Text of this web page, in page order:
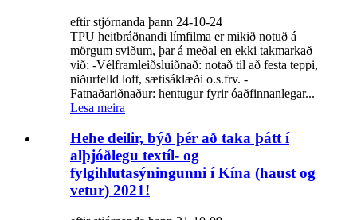
eftir stjórnanda þann 24-10-24
TPU heitbráðnandi límfilma er mikið notuð á
mörgum sviðum, þar á meðal en ekki takmarkað
við: -Vélframleiðsluiðnað: notað til að festa teppi,
niðurfelld loft, sætisáklæði o.s.frv. -
Fatnaðariðnaður: hentugur fyrir óaðfinnanlegar...
Lesa meira
Hehe deilir, býð þér að taka þátt í
alþjóðlegu textíl- og
fylgihlutasýningunni í Kína (haust og
vetur) 2021!